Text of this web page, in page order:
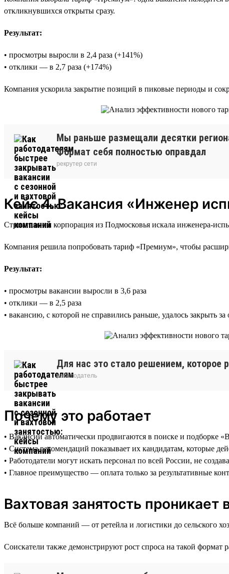
откликнувшихся открыты сразу.
Результат:
• просмотры выросли в 2,4 раза (+141%)
• отклики — в 2,7 раза (+174%)
Компания ускорила закрытие позиций в пиковые периоды и
Мы раньше размещали десятки
Формат себя полностью оправдал
рекрутер сети
Кейс 4. Вакансия «Инженер
Строительная корпорация из Подмосковья искала инженера-
Компания решила попробовать тариф «Премиум», чтобы
Результат:
• просмотры вакансии выросли в 3,6 раза
• отклики — в 2,5 раза
• вакансию, с которой не справились раньше, удалось закрыть
Для нас это стало решением, которое
работодатель
Почему это работает
• Вакансии автоматически продвигаются в поиске и подборке
• Система рекомендаций показывает их кандидатам, которые
• Работодатели могут искать персонал по всей России, не
• Главное преимущество — оплата только за результативные
Вахтовая занятость
Всё больше компаний — от ретейла и логистики до сельского
Соискатели также демонстрируют рост спроса на такой формат